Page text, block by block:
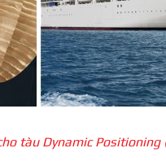
tàu Dynamic